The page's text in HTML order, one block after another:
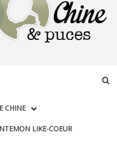
CHINE
MON LIKE-COEUR